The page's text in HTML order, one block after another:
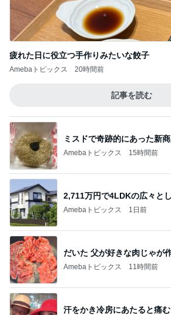
疲れた日に役立つ手作りみたいな餃子
Amebaトピックス 20時間前
記事を読む
ミスドで奇跡的にあった新
Amebaトピックス 15時間前
2,711万円で4LDKの広々と
Amebaトピックス 1日前
だいた 父が好きな肉じゃが
Amebaトピックス 11時間前
汗をかき冷房にあたると痛